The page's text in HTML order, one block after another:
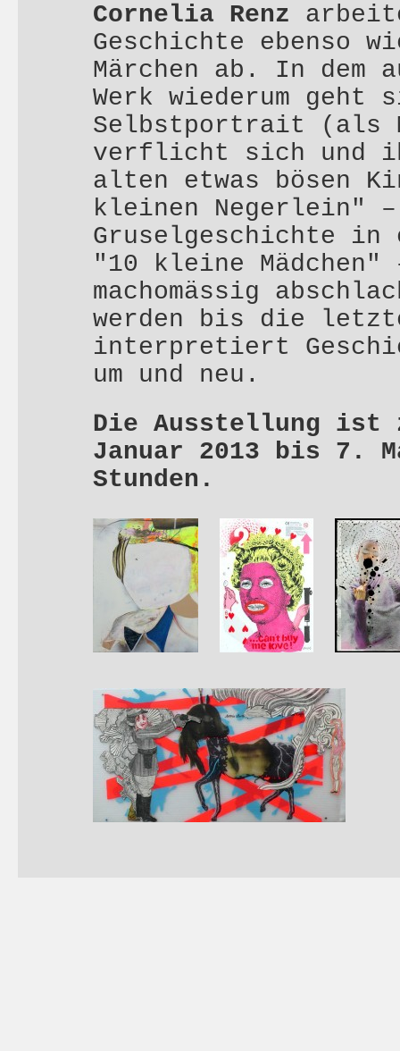
Cornelia Renz
Geschichte ebenso
Märchen ab. In dem
Werk wiederum geht
Selbstportrait (als
verflicht sich und
alten etwas bösen
kleinen Negerlein"
Gruselgeschichte
"10 kleine
machomässig
werden bis die
interpretiert
um und neu.
Die Ausstellung ist
Januar 2013 bis 7.
Stunden.